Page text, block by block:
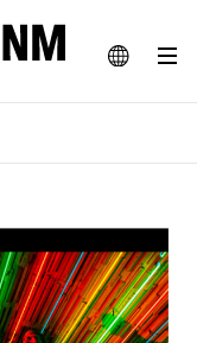
JA
イルWEBマガジン
DESIGNS